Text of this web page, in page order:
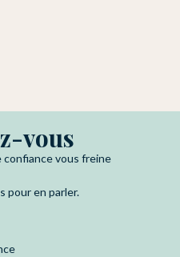
vous
confiance vous freine
pour en parler.